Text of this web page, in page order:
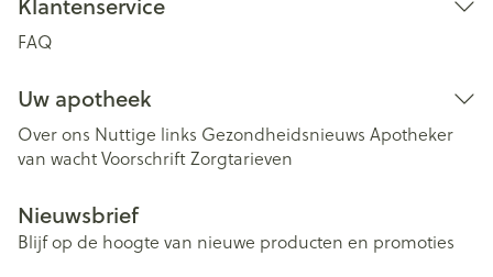
FAQ
Uw apotheek
Over ons Nuttige links Gezondheidsnieuws Apotheker
van wachtVoorschriftZorgtarieven
Nieuwsbrief
Blijf op de hoogte van nieuwe producten en promoties